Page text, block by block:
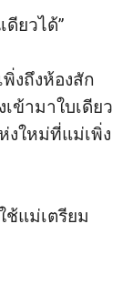
ยวได้”
งถึงห้องสัก
ข้ามาใบเดียว
งใหม่ที่แม่เพิ่ง
ช้แม่เตรียม